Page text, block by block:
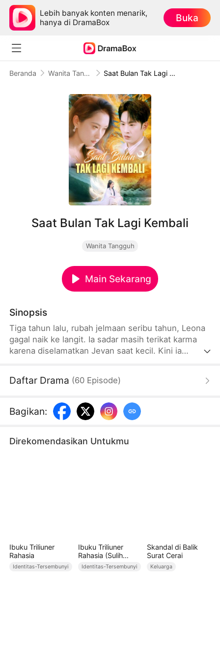
Lebih banyak konten menarik,
hanya di DramaBox
Buka
Beranda Wanita Tangguh Saat Bulan Tak Lagi Kembali
Saat Bulan Tak Lagi Kembali
Wanita Tangguh
Main Sekarang
Sinopsis
Tiga tahun lalu, rubah jelmaan seribu tahun, Leona
gagal naik ke langit. Ia sadar masih terikat karma
karena diselamatkan Jevan saat kecil. Kini ia
menyelesaikan 100 tugas dan menjadi dewi.
Daftar Drama (60 Episode)
Bagikan:
Direkomendasikan Untukmu
Ibuku Triliuner
Rahasia
Identitas-Tersembunyi
Ibuku Triliuner
Rahasia (Sulih
Suara)
Identitas-Tersembunyi
Skandal di Balik
Surat Cerai
Keluarga